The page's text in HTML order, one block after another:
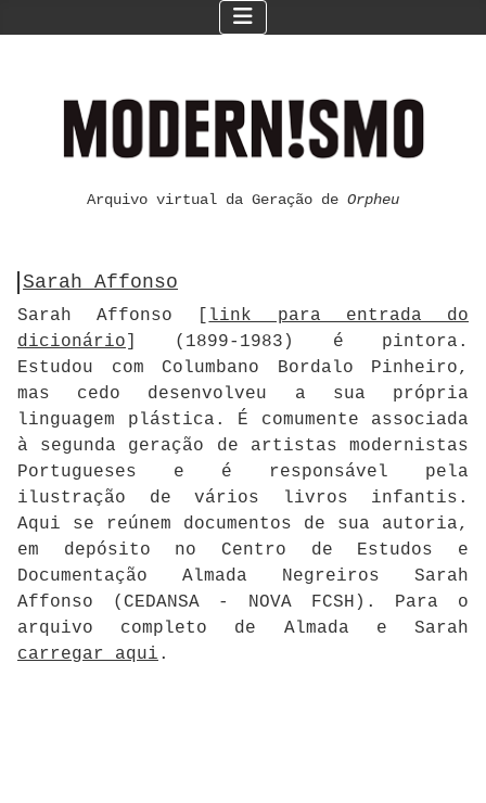
Arquivo virtual da Geração de Orpheu
Sarah Affonso
Sarah Affonso [ link para entrada do
dicionário ] (1899-1983) é pintora.
Estudou com Columbano Bordalo Pinheiro,
mas cedo desenvolveu a sua própria
linguagem plástica. É comumente associada
à segunda geração de artistas modernistas
Portugueses e é responsável pela
ilustração de vários livros infantis.
Aqui se reúnem documentos de sua autoria,
em depósito no Centro de Estudos e
Documentação Almada Negreiros Sarah
Affonso (CEDANSA - NOVA FCSH). Para o
arquivo completo de Almada e Sarah
carregar aqui .